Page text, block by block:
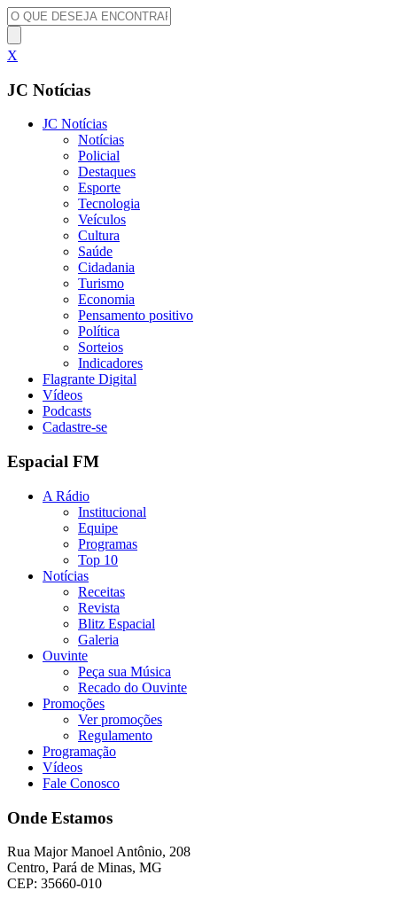
X
JC Notícias
JC Notícias
Notícias
Policial
Destaques
Esporte
Tecnologia
Veículos
Cultura
Saúde
Cidadania
Turismo
Economia
Pensamento positivo
Política
Sorteios
Indicadores
Flagrante Digital
Vídeos
Podcasts
Cadastre-se
Espacial FM
A Rádio
Institucional
Equipe
Programas
Top 10
Notícias
Receitas
Revista
Blitz Espacial
Galeria
Ouvinte
Peça sua Música
Recado do Ouvinte
Promoções
Ver promoções
Regulamento
Programação
Vídeos
Fale Conosco
Onde Estamos
Rua Major Manoel Antônio, 208
Centro, Pará de Minas, MG
CEP: 35660-010